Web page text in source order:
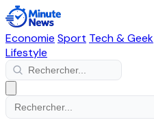
Economie Sport Tech & Geek
Lifestyle